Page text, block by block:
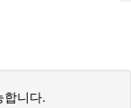
합니다.